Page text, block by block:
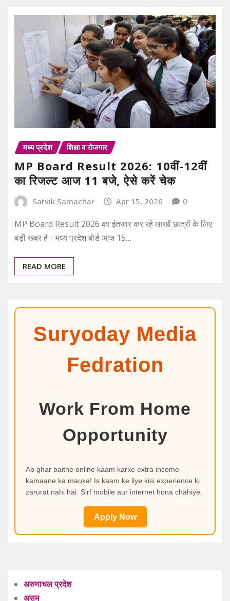
मध्य प्रदेश शिक्षा व रोजगार
MP Board Result 2026: 10वीं-12वीं
का रिजल्ट आज 11 बजे, ऐसे करें चेक
Satvik Samachar Apr 15, 2026 0
MP Board Result 2026 का इंतजार कर रहे लाखों छात्रों के लिए
बड़ी खबर है। मध्य प्रदेश बोर्ड आज 15…
READ MORE
Suryoday Media
Fedration
Work From Home
Opportunity
Ab ghar baithe online kaam karke extra income
kamaane ka mauka! Is kaam ke liye kisi experience ki
zarurat nahi hai. Sirf mobile aur internet hona chahiye.
Apply Now
अरुणाचल प्रदेश
असम